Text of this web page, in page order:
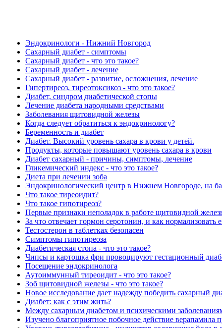
Эндокринологи - Нижний Новгород
Сахарный диабет - симптомы
Сахарный диабет - что это такое?
Сахарный диабет - лечение
Сахарный диабет - развитие, осложнения, лечение
Гипертиреоз, тиреотоксикоз - что это такое?
Диабет, синдром диабетической стопы
Лечение диабета народными средствами
Заболевания щитовидной железы
Когда следует обратиться к эндокринологу?
Беременность и диабет
Диабет. Высокий уровень сахара в крови у детей.
Продукты, которые повышают уровень сахара в крови
Диабет сахарный - причины, симптомы, лечение
Гликемический индекс - что это такое?
Диета при лечении зоба
Эндокринологический центр в Нижнем Новгороде, на
Что такое тиреоидит?
Что такое гипотиреоз?
Первые признаки неполадок в работе щитовидной
За что отвечает гормон серотонин, и как нормализовать
Тестостерон в таблетках безопасен
Симптомы гипотиреоза
Диабетическая стопа - что это такое?
Чипсы и картошка фри провоцируют гестационный
Посещение эндокринолога
Аутоиммунный тиреоидит - что это такое?
Зоб щитовидной железы - что это такое?
Новое исследование дает надежду победить сахарный
Диабет: как с этим жить?
Между сахарным диабетом и психическими
Изучено благоприятное побочное действие верапамила